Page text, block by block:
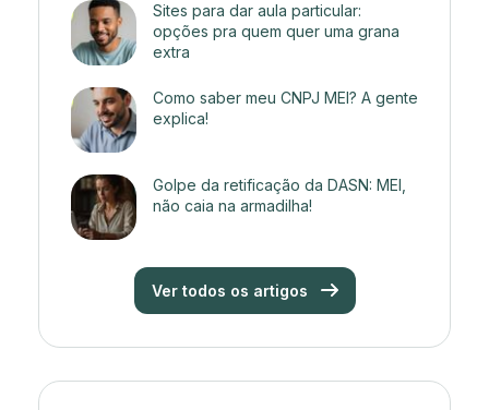
Sites para dar aula particular:
opções pra quem quer uma grana
extra
Como saber meu CNPJ MEI? A gente
explica!
Golpe da retificação da DASN: MEI,
não caia na armadilha!
Ver todos os artigos